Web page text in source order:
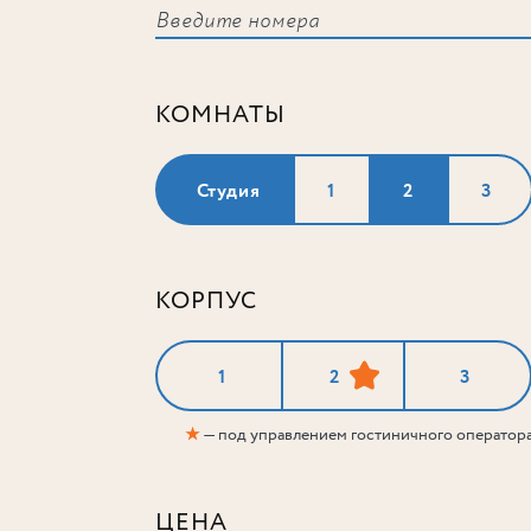
КОМНАТЫ
Студия 1 2 3
КОРПУС
1 2 3
★— под управлением гостиничного
ЦЕНА